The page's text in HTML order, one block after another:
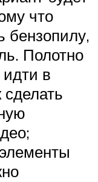
что
бензопилу,
Полотно
в
сделать